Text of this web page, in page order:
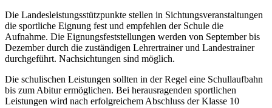
Die Landesleistungsstützpunkte stellen in Sichtungsveranstaltungen
die sportliche Eignung fest und empfehlen der Schule die
Aufnahme. Die Eignungsfeststellungen werden von September bis
Dezember durch die zuständigen Lehrertrainer und Landestrainer
durchgeführt. Nachsichtungen sind möglich.
Die schulischen Leistungen sollten in der Regel eine Schullaufbahn
bis zum Abitur ermöglichen. Bei herausragenden sportlichen
Leistungen wird nach erfolgreichem Abschluss der Klasse 10